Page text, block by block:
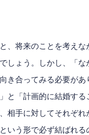
、将来のことを考えな
しょう。しかし、「な
き合ってみる必要があ
と「計画的に結婚す
相手に対してそれぞれ
いう形で必ず結ばれる